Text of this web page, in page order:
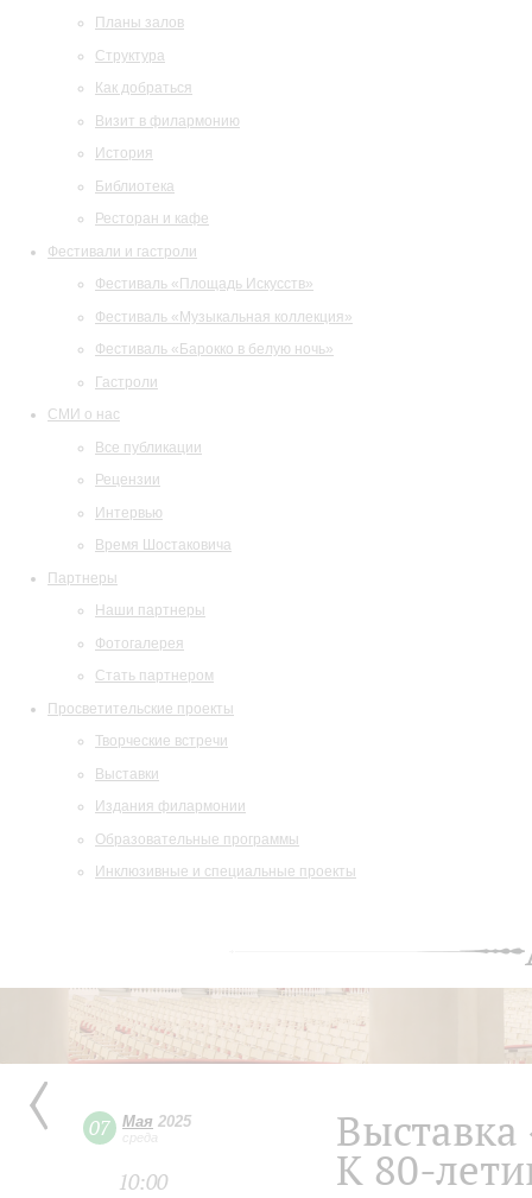
Планы залов
Структура
Как добраться
Визит в филармонию
История
Библиотека
Ресторан и кафе
Фестивали и гастроли
Фестиваль «Площадь Искусств»
Фестиваль «Музыкальная коллекция»
Фестиваль «Барокко в белую ночь»
Гастроли
СМИ о нас
Все публикации
Рецензии
Интервью
Время Шостаковича
Партнеры
Наши партнеры
Фотогалерея
Стать партнером
Просветительские проекты
Творческие встречи
Выставки
Издания филармонии
Образовательные программы
Инклюзивные и специальные проекты
07 Мая 2025
среда
10:00 К 80-